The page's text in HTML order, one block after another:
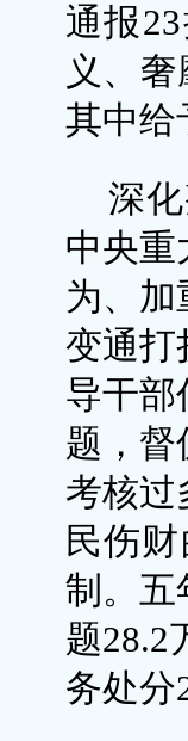
通报
义、
其中给
深
中央重
为、
变通打
导干部
题，督
考核过
民伤
制。五
题28.2
务处分